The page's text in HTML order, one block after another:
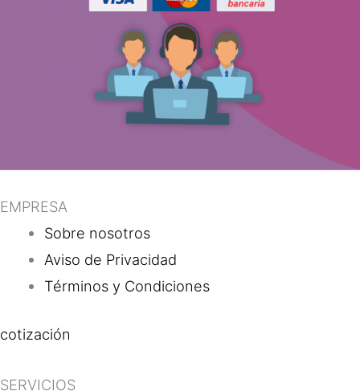
EMPRESA
Sobre nosotros
Aviso de Privacidad
Términos y Condiciones
cotización
SERVICIOS